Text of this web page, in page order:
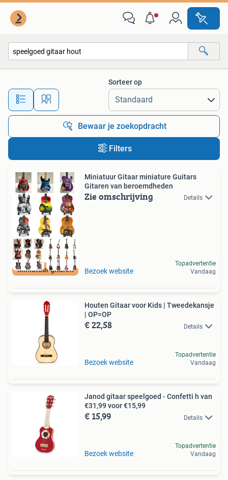
Alle afstanden…
Sorteer op
Bewaar je zoekopdracht
Filters
Miniatuur gitaren
Miniatuur Gitaar miniature Guitars
Gitaren van beroemdheden
Zie omschrijving Details
Bezoek website
Topadvertentie
Vandaag
Houten Gitaar voor Kids | Tweedekansje
| OP=OP
€ 22,58 Details
Bezoek website
Topadvertentie
Vandaag
Janod gitaar speelgoed - Confetti h van
€31,99 voor €15,99
€ 15,99 Details
Bezoek website
Topadvertentie
Vandaag